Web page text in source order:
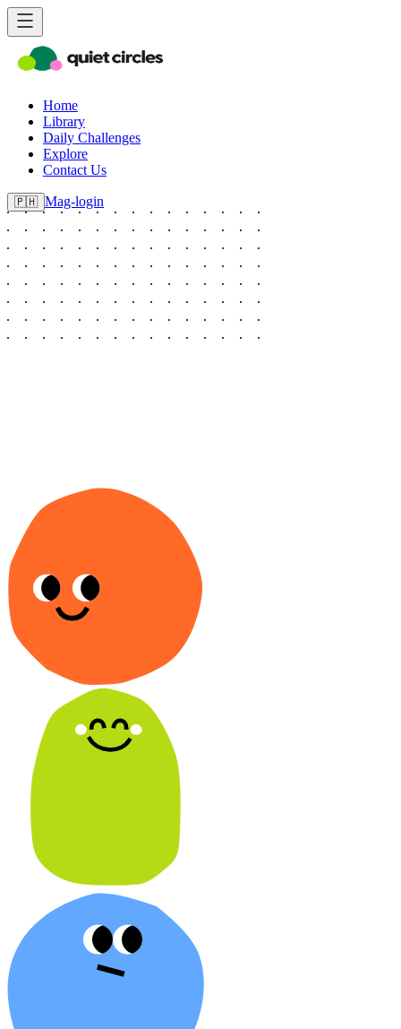
Home
Library
Daily Challenges
Explore
Contact Us
🇵🇭 Mag-login